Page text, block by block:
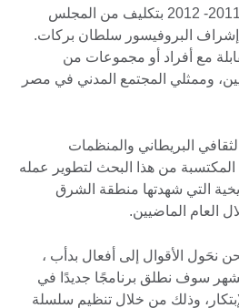
بجامعة يورك خلال عامى 2011- 2012 بتكليف من المجلس
إشراف البروفيسور سلطان بركات.
البحث من 112 مقابلة مع أفراد أو مجموعات من
وممثلي المجتمع المدني في مصر
البريطاني والمنظمات
المكتسبة من هذا البحث لتطوير عمله
التي شهدتها منطقة الشرق
العام الماضيين.
نحَول الأقوال إلى أفعال بدأب ،
سوف نطلق برنامجًا جديدًا في
وذلك من خلال تنظيم سلسلة